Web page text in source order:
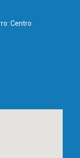
Centro